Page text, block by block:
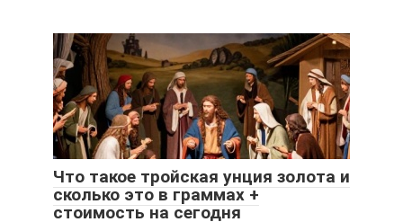
Что такое тройская унция золота и
сколько это в граммах +
стоимость на сегодня